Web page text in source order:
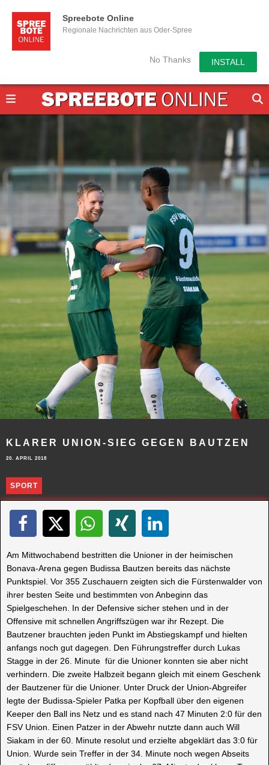
Spreebote Online
Regionale Nachrichten aus Oder-Spree
No Thanks INSTALL
KLARER UNION-SIEG GEGEN BAUTZEN
20. APRIL 2018
SPORT
Am Mittwochabend bestritten die Unioner in der heimischen
Bonava-Arena gegen Budissa Bautzen bereits das nächste
Punktspiel. Vor 355 Zuschauern zeigten sich die Fürstenwalder von
ihrer besten Seite und bestimmten von Anbeginn das
Spielgeschehen. In der Defensive sicher stehen und in der
Offensive mit schnellen Angriffszügen war ihr Rezept. Die
Bautzener brauchten jeden Punkt im Abstiegskampf und hielten
anfangs noch gut dagegen. Den Führungstreffer durch Lukas
Stagge in der 26. Minute für die Unioner konnten sie aber nicht
verhindern. Die zweite Halbzeit begann gleich mit einem Geschenk
der Bautzener für die Unioner. Unter Druck der Union-Abgreifer
legte der Budissa-Spieler Patka per Kopfball über den eigenen
Keeper den Ball ins Netz und es stand nach 47 Minuten 2:0 für den
FSV Union. Einen Patzer in der Abwehr nutzte dann auch Will
Siakam in der 60. Minute resolut und erzielte abgeklärt das 3:0 für
Union. Wurde sein Treffer in der 34. Minute noch wegen Abseits